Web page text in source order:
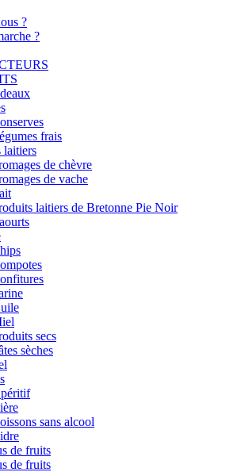
?
?
frais
laitiers
de chèvre
de vache
laitiers de Bretonne Pie Noir
secs
sèches
sans alcool
de fruits
de fruits